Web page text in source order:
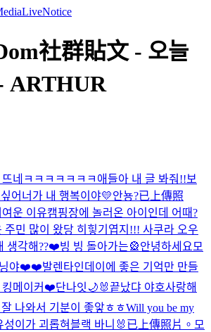
LiveNotice
社群貼文 - 오늘
ARTHUR
네ㅋㅋㅋㅋㅋㅋㅋ애들아 내 글 봐줘!!보
어 너가 내 행복이야💛안뇽?已上傳照
운 이유캠핑장에 놀러온 아이인데 어때?
주민 많이 왔당 히힣기엽지!!! 사쿠라 오우
생각해??❤️빙 빙 돌아가는🎡안녕하세요 모
닝야❤️❤️발렌타인데이에 좋은 기억만 만들
킹메이커❤️단나잇🌙 🐰끝났댜 야호사랑해
나와서 기분이 좋앟ㅎㅎWill you be my
성이가 괴롭혀블랙 바니🐰 已上傳照片。 모